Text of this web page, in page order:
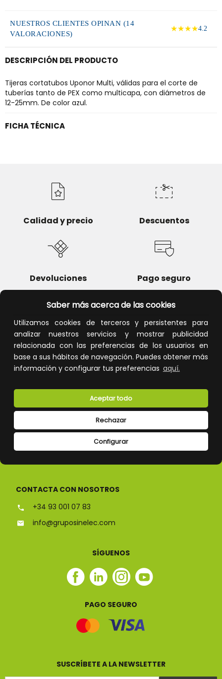
Saber más acerca de las cookies
Utilizamos cookies de terceros y persistentes para
analizar nuestros servicios y mostrar publicidad
relacionada con las preferencias de los usuarios en
base a sus hábitos de navegación. Puedes obtener más
información y configurar tus preferencias aquí.
Configurar
Rechazar
Aceptar todo
NUESTROS CLIENTES OPINAN (14
VALORACIONES)
★★★★4.2
DESCRIPCIÓN DEL PRODUCTO
Tijeras cortatubos Uponor Multi, válidas para el corte de
tuberías tanto de PEX como multicapa, con diámetros de
12-25mm. De color azul.
FICHA TÉCNICA
Calidad y precio Descuentos
Devoluciones Pago seguro
Atención al cliente
CONÓCENOS
CONTACTA CON NOSOTROS
+34 93 001 07 83
info@gruposinelec.com
SÍGUENOS
Facebook
Linkedin
Instagram
Youtube
PAGO SEGURO
SUSCRÍBETE A LA NEWSLETTER